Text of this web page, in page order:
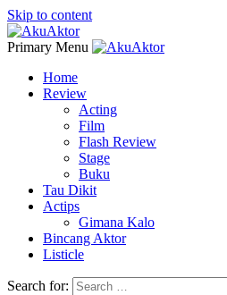
Skip to content
Primary Menu
Home
Review
Acting
Film
Flash Review
Stage
Buku
Tau Dikit
Actips
Gimana Kalo
Bincang Aktor
Listicle
Search for: